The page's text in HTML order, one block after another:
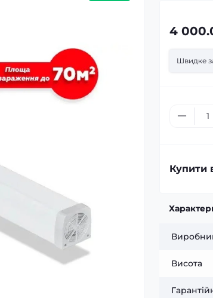
4
Швидке
Купити
Висота